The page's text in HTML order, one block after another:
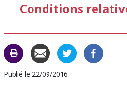
Conditions
Publié le 22/09/2016